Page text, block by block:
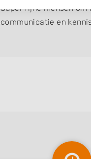
Super fijne mensen om
communicatie en